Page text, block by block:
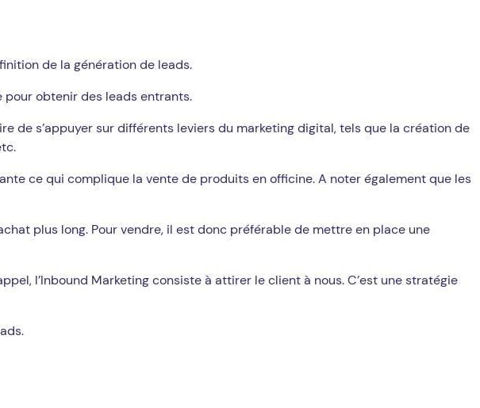
de la génération de leads.
pour obtenir des leads entrants.
de s’appuyer sur différents leviers du marketing digital, tels que la création de
ce qui complique la vente de produits en officine. A noter également que les
plus long. Pour vendre, il est donc préférable de mettre en place une
l’Inbound Marketing consiste à attirer le client à nous. C’est une stratégie